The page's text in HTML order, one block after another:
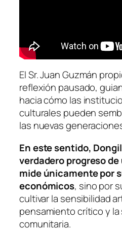
El Sr. Juan Guzmán
reflexión pausado,
hacia cómo las
culturales pueden
las nuevas
En este sentido,
verdadero progreso
mide únicamente por
económicos, sino por
cultivar la sensibilidad
pensamiento crítico y la
comunitaria.